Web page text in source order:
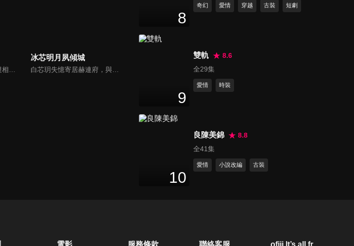
謝家千金謝蘊，曾與殷稷相識相愛，卻被誤會為背叛殷稷轉嫁齊王的始亂終棄之人。殷稷登上王位後，開啟了謝蘊地獄般的宮廷生活。謝蘊在與殷稷的愛恨糾葛中依然守住本心，兩人攜手粉碎了逆賊的陰謀。
冰芯明月夙傾城
白芯玥失憶寄居赫連府，與赫連夙在查探身世的過程中糾纏不清，彼此間情愫暗生。然而，藍羽軍的謎團、玄璃珠的秘密、以及潛伏在暗處的千機閣，讓他們步步驚心。白芯玥曾經的青梅竹馬沈瀾熠，如今卻是隱藏黑暗勢力的操控者，在愛與仇恨間掙扎。赫連夙和白芯玥能否衝破重重阻礙，找回真相？
第23集
8
奇幻 愛情 穿越 古裝 短劇
9
雙軌
8.6
全29集
愛情 時裝
10
良陳美錦
8.8
全41集
愛情 小說改編 古裝
電影 服務條款 聯絡客服